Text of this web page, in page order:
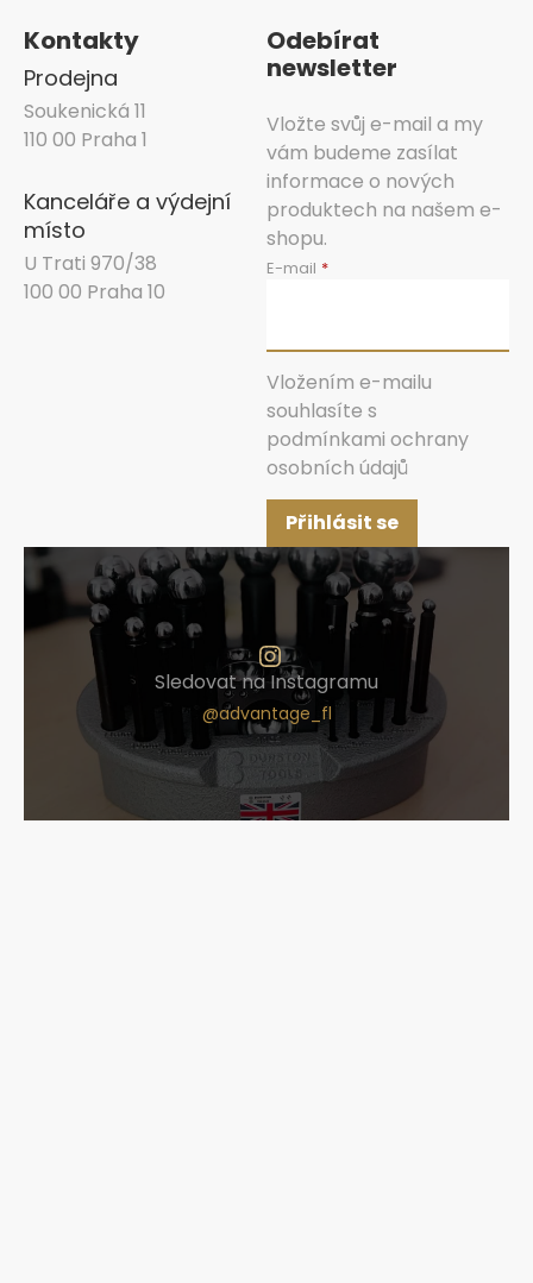
Kontakty
Prodejna
Soukenická 11
110 00 Praha 1
Kanceláře a výdejní
místo
U Trati 970/38
100 00 Praha 10
Odebírat
newsletter
Vložte svůj e-mail a my
vám budeme zasílat
informace o nových
produktech na našem e-
shopu.
E-mail
Vložením e-mailu
souhlasíte s
podmínkami ochrany
osobních údajů
Přihlásit se
Sledovat na Instagramu